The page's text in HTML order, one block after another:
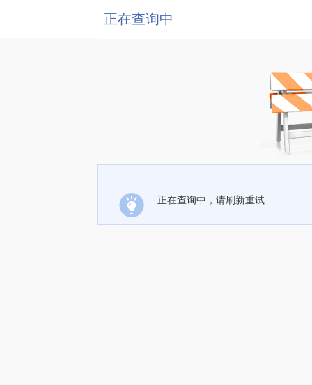
正在查询中
正在查询中，请刷新重试